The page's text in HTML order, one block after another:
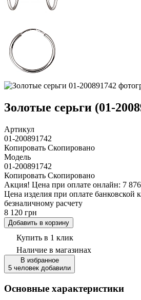
Золотые серьги (01-
Артикул
01-200891742
Копировать Скопировано
Модель
01-200891742
Копировать Скопировано
Акция! Цена при оплате онлайн: 7
Цена изделия при оплате банковской
безналичному расчету
8 120 грн
Добавить в корзину
Купить в 1 клик
Наличие в магазинах
В избранное
5 человек добавили
Основные характеристики